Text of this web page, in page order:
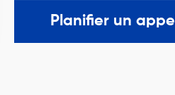
Planifier un appel